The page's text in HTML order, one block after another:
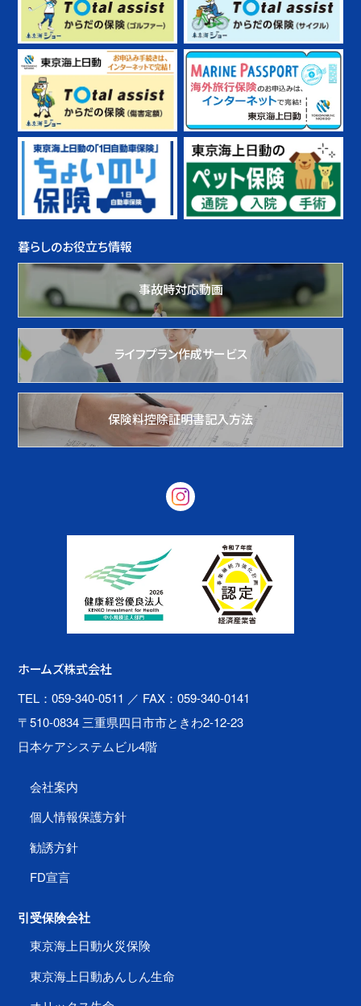
暮らしのお役立ち情報
事故時対応動画
ライフプラン作成サービス
保険料控除証明書記入方法
ホームズ株式会社
TEL：059-340-0511 ／ FAX：059-340-0141
〒510-0834 三重県四日市市ときわ2-12-23
日本ケアシステムビル4階
会社案内
個人情報保護方針
勧誘方針
FD宣言
引受保険会社
東京海上日動火災保険
東京海上日動あんしん生命